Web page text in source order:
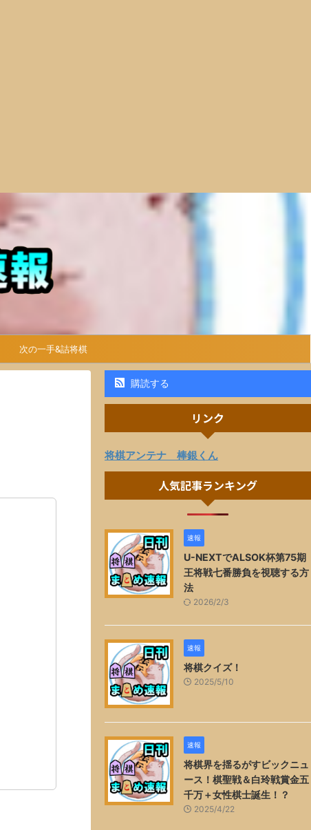
次の一手&詰将棋
購読する
リンク
将棋アンテナ 棒銀くん
人気記事ランキング
速報
U-NEXTでALSOK杯第75期
王将戦七番勝負を視聴する方
法
2026/2/3
速報
将棋クイズ！
2025/5/10
速報
将棋界を揺るがすビックニュ
ース！棋聖戦＆白玲戦賞金五
千万＋女性棋士誕生！？
2025/4/22